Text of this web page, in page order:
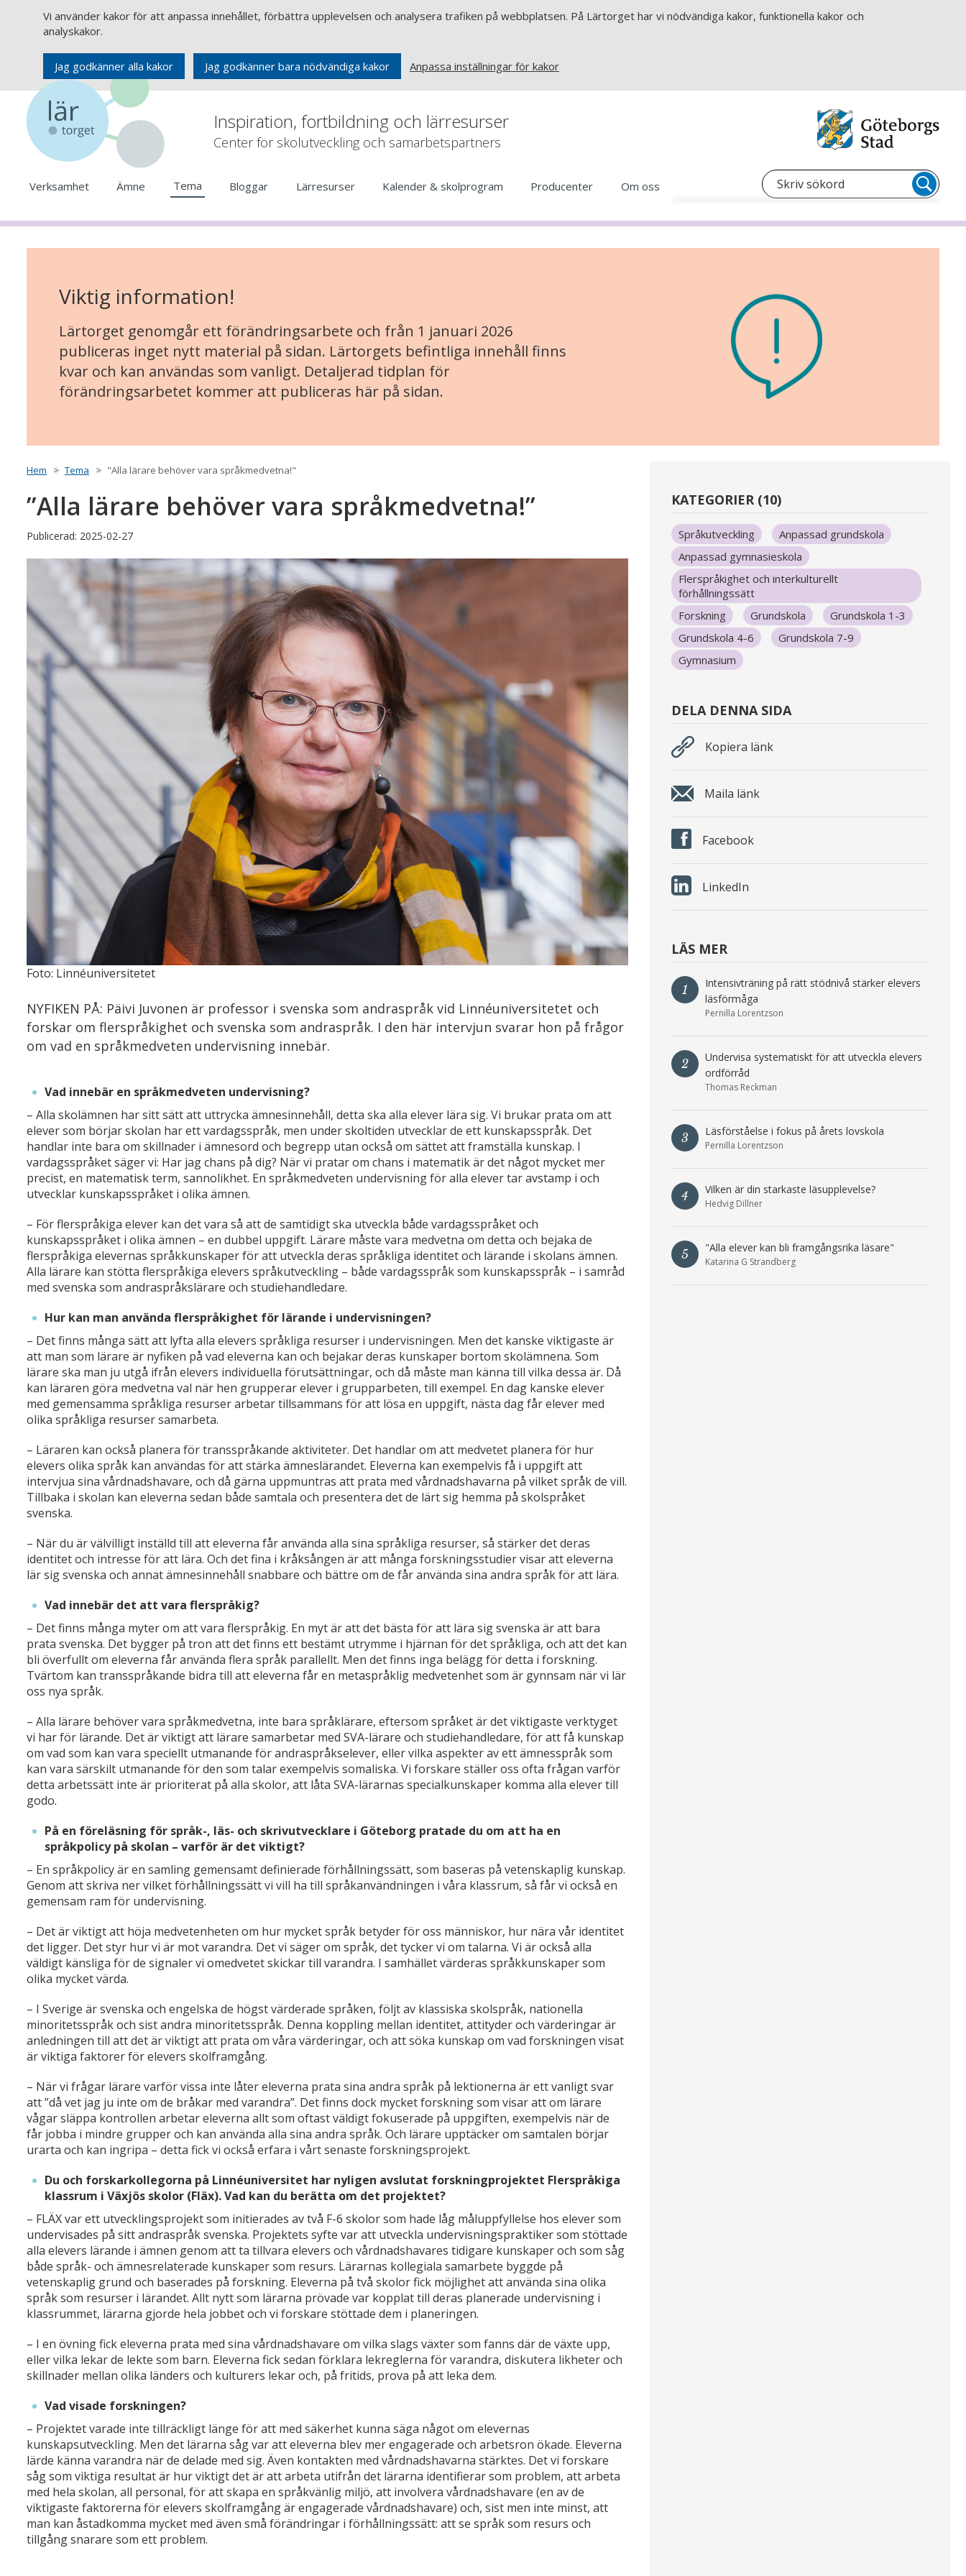
Vi använder kakor för att anpassa innehållet, förbättra upplevelsen och analysera trafiken på webbplatsen. På Lärtorget har vi nödvändiga kakor, funktionella kakor och
analyskakor.
Jag godkänner alla kakor Jag godkänner bara nödvändiga kakor Anpassa inställningar för kakor
Inspiration, fortbildning och lärresurser
Center för skolutveckling och samarbetspartners
Verksamhet Ämne Tema Bloggar Lärresurser Kalender & skolprogram Producenter Om oss
Viktig information!
Lärtorget genomgår ett förändringsarbete och från 1 januari 2026
publiceras inget nytt material på sidan. Lärtorgets befintliga innehåll finns
kvar och kan användas som vanligt. Detaljerad tidplan för
förändringsarbetet kommer att publiceras här på sidan.
Hem Tema "Alla lärare behöver vara språkmedvetna!"
”Alla lärare behöver vara språkmedvetna!”
Publicerad: 2025-02-27
Foto: Linnéuniversitetet
NYFIKEN PÅ: Päivi Juvonen är professor i svenska som andraspråk vid Linnéuniversitetet och
forskar om flerspråkighet och svenska som andraspråk. I den här intervjun svarar hon på frågor
om vad en språkmedveten undervisning innebär.
Vad innebär en språkmedveten undervisning?
– Alla skolämnen har sitt sätt att uttrycka ämnesinnehåll, detta ska alla elever lära sig. Vi brukar prata om att
elever som börjar skolan har ett vardagsspråk, men under skoltiden utvecklar de ett kunskapsspråk. Det
handlar inte bara om skillnader i ämnesord och begrepp utan också om sättet att framställa kunskap. I
vardagsspråket säger vi: Har jag chans på dig? När vi pratar om chans i matematik är det något mycket mer
precist, en matematisk term, sannolikhet. En språkmedveten undervisning för alla elever tar avstamp i och
utvecklar kunskapsspråket i olika ämnen.
– För flerspråkiga elever kan det vara så att de samtidigt ska utveckla både vardagsspråket och
kunskapsspråket i olika ämnen – en dubbel uppgift. Lärare måste vara medvetna om detta och bejaka de
flerspråkiga elevernas språkkunskaper för att utveckla deras språkliga identitet och lärande i skolans ämnen.
Alla lärare kan stötta flerspråkiga elevers språkutveckling – både vardagsspråk som kunskapsspråk – i samråd
med svenska som andraspråkslärare och studiehandledare.
Hur kan man använda flerspråkighet för lärande i undervisningen?
– Det finns många sätt att lyfta alla elevers språkliga resurser i undervisningen. Men det kanske viktigaste är
att man som lärare är nyfiken på vad eleverna kan och bejakar deras kunskaper bortom skolämnena. Som
lärare ska man ju utgå ifrån elevers individuella förutsättningar, och då måste man känna till vilka dessa är. Då
kan läraren göra medvetna val när hen grupperar elever i grupparbeten, till exempel. En dag kanske elever
med gemensamma språkliga resurser arbetar tillsammans för att lösa en uppgift, nästa dag får elever med
olika språkliga resurser samarbeta.
– Läraren kan också planera för transspråkande aktiviteter. Det handlar om att medvetet planera för hur
elevers olika språk kan användas för att stärka ämneslärandet. Eleverna kan exempelvis få i uppgift att
intervjua sina vårdnadshavare, och då gärna uppmuntras att prata med vårdnadshavarna på vilket språk de vill.
Tillbaka i skolan kan eleverna sedan både samtala och presentera det de lärt sig hemma på skolspråket
svenska.
– När du är välvilligt inställd till att eleverna får använda alla sina språkliga resurser, så stärker det deras
identitet och intresse för att lära. Och det fina i kråksången är att många forskningsstudier visar att eleverna
lär sig svenska och annat ämnesinnehåll snabbare och bättre om de får använda sina andra språk för att lära.
Vad innebär det att vara flerspråkig?
– Det finns många myter om att vara flerspråkig. En myt är att det bästa för att lära sig svenska är att bara
prata svenska. Det bygger på tron att det finns ett bestämt utrymme i hjärnan för det språkliga, och att det kan
bli överfullt om eleverna får använda flera språk parallellt. Men det finns inga belägg för detta i forskning.
Tvärtom kan transspråkande bidra till att eleverna får en metaspråklig medvetenhet som är gynnsam när vi lär
oss nya språk.
– Alla lärare behöver vara språkmedvetna, inte bara språklärare, eftersom språket är det viktigaste verktyget
vi har för lärande. Det är viktigt att lärare samarbetar med SVA-lärare och studiehandledare, för att få kunskap
om vad som kan vara speciellt utmanande för andraspråkselever, eller vilka aspekter av ett ämnesspråk som
kan vara särskilt utmanande för den som talar exempelvis somaliska. Vi forskare ställer oss ofta frågan varför
detta arbetssätt inte är prioriterat på alla skolor, att låta SVA-lärarnas specialkunskaper komma alla elever till
godo.
På en föreläsning för språk-, läs- och skrivutvecklare i Göteborg pratade du om att ha en
språkpolicy på skolan – varför är det viktigt?
– En språkpolicy är en samling gemensamt definierade förhållningssätt, som baseras på vetenskaplig kunskap.
Genom att skriva ner vilket förhållningssätt vi vill ha till språkanvändningen i våra klassrum, så får vi också en
gemensam ram för undervisning.
– Det är viktigt att höja medvetenheten om hur mycket språk betyder för oss människor, hur nära vår identitet
det ligger. Det styr hur vi är mot varandra. Det vi säger om språk, det tycker vi om talarna. Vi är också alla
väldigt känsliga för de signaler vi omedvetet skickar till varandra. I samhället värderas språkkunskaper som
olika mycket värda.
– I Sverige är svenska och engelska de högst värderade språken, följt av klassiska skolspråk, nationella
minoritetsspråk och sist andra minoritetsspråk. Denna koppling mellan identitet, attityder och värderingar är
anledningen till att det är viktigt att prata om våra värderingar, och att söka kunskap om vad forskningen visat
är viktiga faktorer för elevers skolframgång.
– När vi frågar lärare varför vissa inte låter eleverna prata sina andra språk på lektionerna är ett vanligt svar
att ”då vet jag ju inte om de bråkar med varandra”. Det finns dock mycket forskning som visar att om lärare
vågar släppa kontrollen arbetar eleverna allt som oftast väldigt fokuserade på uppgiften, exempelvis när de
får jobba i mindre grupper och kan använda alla sina andra språk. Och lärare upptäcker om samtalen börjar
urarta och kan ingripa – detta fick vi också erfara i vårt senaste forskningsprojekt.
Du och forskarkollegorna på Linnéuniversitet har nyligen avslutat forskningprojektet Flerspråkiga
klassrum i Växjös skolor (Fläx). Vad kan du berätta om det projektet?
– FLÄX var ett utvecklingsprojekt som initierades av två F-6 skolor som hade låg måluppfyllelse hos elever som
undervisades på sitt andraspråk svenska. Projektets syfte var att utveckla undervisningspraktiker som stöttade
alla elevers lärande i ämnen genom att ta tillvara elevers och vårdnadshavares tidigare kunskaper och som såg
både språk- och ämnesrelaterade kunskaper som resurs. Lärarnas kollegiala samarbete byggde på
vetenskaplig grund och baserades på forskning. Eleverna på två skolor fick möjlighet att använda sina olika
språk som resurser i lärandet. Allt nytt som lärarna prövade var kopplat till deras planerade undervisning i
klassrummet, lärarna gjorde hela jobbet och vi forskare stöttade dem i planeringen.
– I en övning fick eleverna prata med sina vårdnadshavare om vilka slags växter som fanns där de växte upp,
eller vilka lekar de lekte som barn. Eleverna fick sedan förklara lekreglerna för varandra, diskutera likheter och
skillnader mellan olika länders och kulturers lekar och, på fritids, prova på att leka dem.
Vad visade forskningen?
– Projektet varade inte tillräckligt länge för att med säkerhet kunna säga något om elevernas
kunskapsutveckling. Men det lärarna såg var att eleverna blev mer engagerade och arbetsron ökade. Eleverna
lärde känna varandra när de delade med sig. Även kontakten med vårdnadshavarna stärktes. Det vi forskare
såg som viktiga resultat är hur viktigt det är att arbeta utifrån det lärarna identifierar som problem, att arbeta
med hela skolan, all personal, för att skapa en språkvänlig miljö, att involvera vårdnadshavare (en av de
viktigaste faktorerna för elevers skolframgång är engagerade vårdnadshavare) och, sist men inte minst, att
man kan åstadkomma mycket med även små förändringar i förhållningssätt: att se språk som resurs och
tillgång snarare som ett problem.
KATEGORIER (10)
Språkutveckling
Anpassad grundskola
Anpassad gymnasieskola
Flerspråkighet och interkulturellt
förhållningssätt
Forskning
Grundskola
Grundskola 1-3
Grundskola 4-6
Grundskola 7-9
Gymnasium
DELA DENNA SIDA
Kopiera länk
Maila länk
Facebook
LinkedIn
LÄS MER
1
Intensivträning på rätt stödnivå stärker elevers
läsförmåga
Pernilla Lorentzson
2
Undervisa systematiskt för att utveckla elevers
ordförråd
Thomas Reckman
3 Läsförståelse i fokus på årets lovskola
Pernilla Lorentzson
4 Vilken är din starkaste läsupplevelse?
Hedvig Dillner
5 "Alla elever kan bli framgångsrika läsare"
Katarina G Strandberg